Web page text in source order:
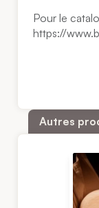
Pour le
https://
Autres